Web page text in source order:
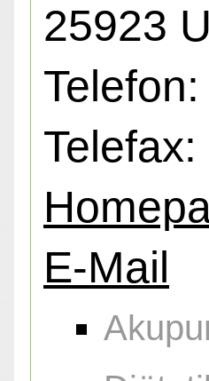
25923
E-Mail